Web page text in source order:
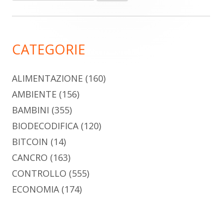
laterale
per:
CATEGORIE
ALIMENTAZIONE (160)
AMBIENTE (156)
BAMBINI (355)
BIODECODIFICA(120)
BITCOIN (14)
CANCRO (163)
CONTROLLO (555)
ECONOMIA(174)